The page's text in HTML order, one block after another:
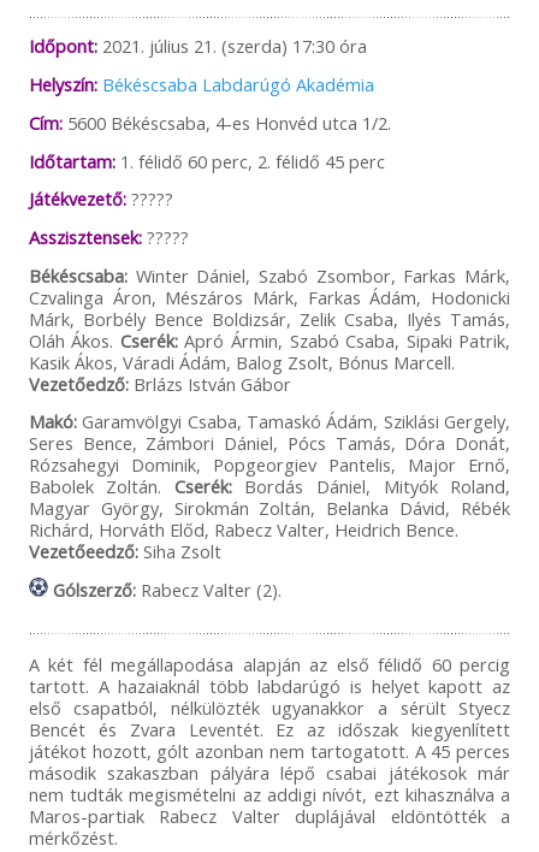
Időpont:2021. július 21. (szerda) 17:30 óra
Helyszín: Békéscsaba Labdarúgó Akadémia
Cím:5600 Békéscsaba, 4-es Honvéd utca 1/2.
Időtartam: 1. félidő 60 perc, 2. félidő 45 perc
Játékvezető:?????
Asszisztensek:?????
Békéscsaba:Winter Dániel, Szabó Zsombor, Farkas Márk,
Czvalinga Áron, Mészáros Márk, Farkas Ádám, Hodonicki
Márk, Borbély Bence Boldizsár, Zelik Csaba, Ilyés Tamás,
Oláh Ákos. Cserék:Apró Ármin, Szabó Csaba, Sipaki Patrik,
Kasik Ákos, Váradi Ádám, Balog Zsolt, Bónus Marcell.
Vezetőedző:Brlázs István Gábor
Makó:Garamvölgyi Csaba, Tamaskó Ádám, Sziklási Gergely,
Seres Bence, Zámbori Dániel, Pócs Tamás, Dóra Donát,
Rózsahegyi Dominik, Popgeorgiev Pantelis, Major Ernő,
Babolek Zoltán. Cserék:Bordás Dániel, Mityók Roland,
Magyar György, Sirokmán Zoltán, Belanka Dávid, Rébék
Richárd, Horváth Előd, Rabecz Valter, Heidrich Bence.
Vezetőeedző:Siha Zsolt
Gólszerző:Rabecz Valter (2).
A két fél megállapodása alapján az első félidő 60 percig
tartott. A hazaiaknál több labdarúgó is helyet kapott az
első csapatból, nélkülözték ugyanakkor a sérült Styecz
Bencét és Zvara Leventét. Ez az időszak kiegyenlített
játékot hozott, gólt azonban nem tartogatott. A 45 perces
második szakaszban pályára lépő csabai játékosok már
nem tudták megismételni az addigi nívót, ezt kihasználva a
Maros-partiak Rabecz Valter duplájával eldöntötték a
mérkőzést.